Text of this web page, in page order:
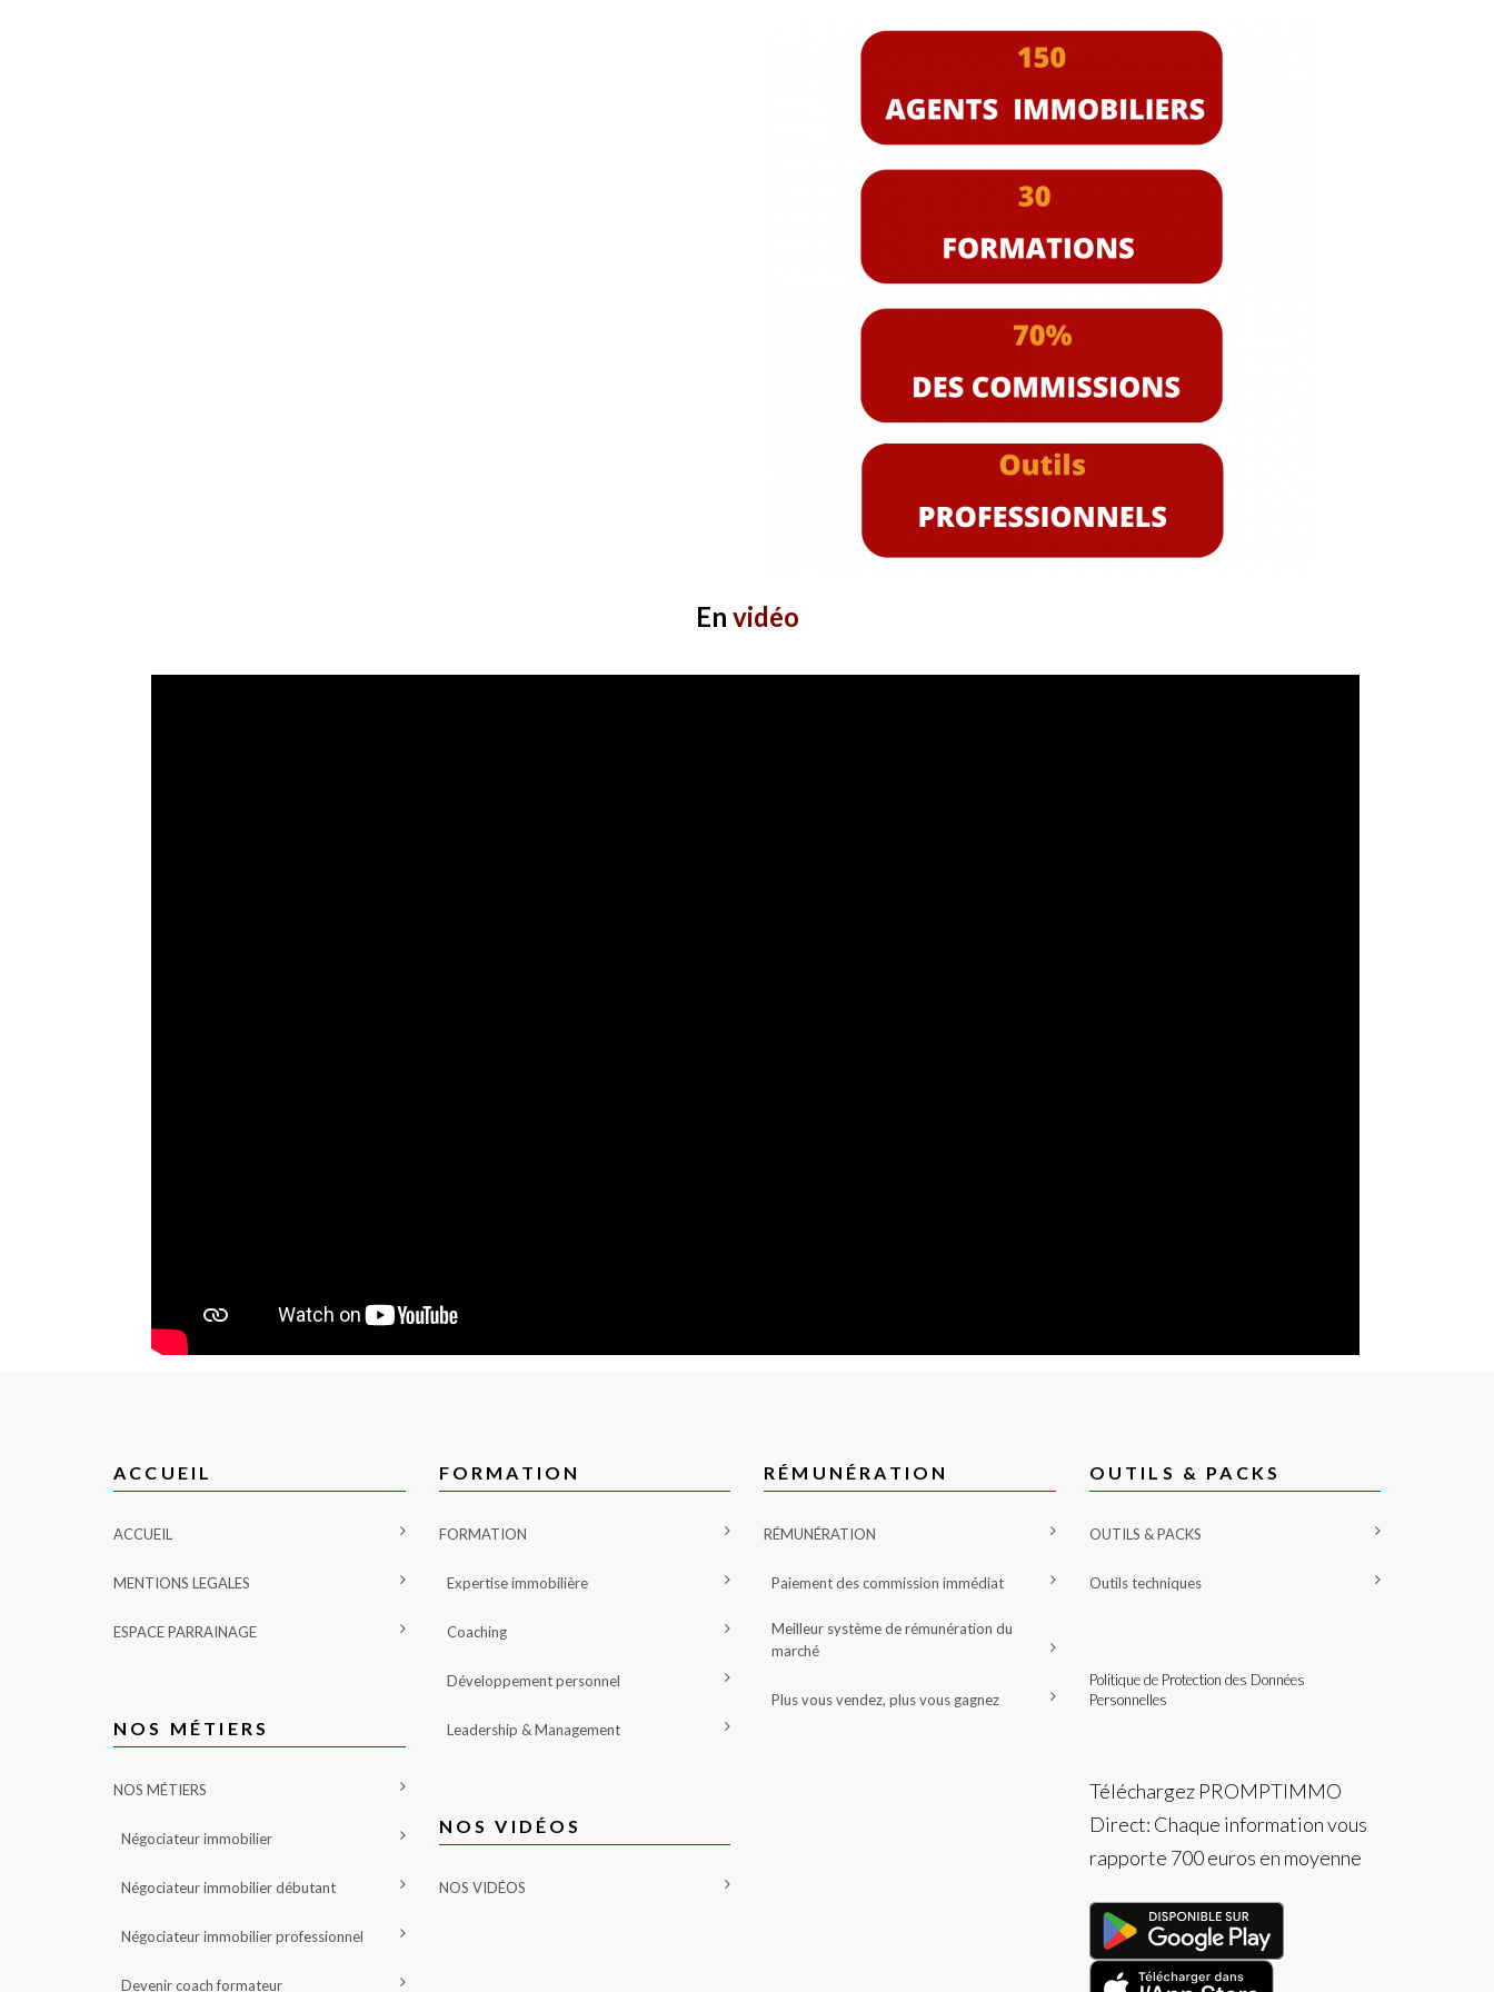
En vidéo
ACCUEIL
ACCUEIL
MENTIONS LEGALES
ESPACE PARRAINAGE
NOS MÉTIERS
NOS MÉTIERS
Négociateur immobilier
Négociateur immobilier débutant
Négociateur immobilier professionnel
Devenir coach formateur
FORMATION
FORMATION
Expertise immobilière
Coaching
Développement personnel
Leadership & Management
NOS VIDÉOS
NOS VIDÉOS
RÉMUNÉRATION
RÉMUNÉRATION
Paiement des commission immédiat
Meilleur système de rémunération du
marché
Plus vous vendez, plus vous gagnez
OUTILS & PACKS
OUTILS & PACKS
Outils techniques
Politique de Protection des Données
Personnelles
Téléchargez PROMPTIMMO
Direct: Chaque information vous
rapporte 700 euros en moyenne